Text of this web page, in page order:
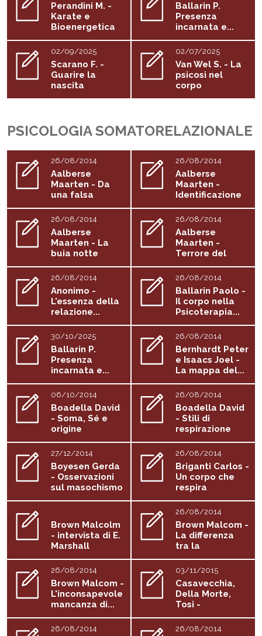
Perandini M. -
Karate e
Bioenergetica
Ballarin P.
Presenza
incarnata e...
02/09/2025
Scarano F. -
Guarire la
nascita
02/07/2025
Van Wel S. - La
psicosi nel
corpo
PSICOLOGIA SOMATORELAZIONALE
26/08/2014
Aalberse
Maarten - Da
una falsa
autodifesa a...
26/08/2014
Aalberse
Maarten -
Identificazione
proiettiva
26/08/2014
Aalberse
Maarten - La
buia notte
dell'anima
26/08/2014
Aalberse
Maarten -
Terrore del
radicamento
26/08/2014
Anonimo -
L'essenza della
relazione...
26/08/2014
Ballarin Paolo -
Il corpo nella
Psicoterapia...
30/10/2025
Ballarin P.
Presenza
incarnata e...
26/08/2014
Bernhardt Peter
e Isaacs Joel -
La mappa del...
06/10/2014
Boadella David
- Soma, Sé e
origine
26/08/2014
Boadella David
- Stili di
respirazione
27/12/2014
Boyesen Gerda
- Osservazioni
sul masochismo
e...
26/08/2014
Briganti Carlos -
Un corpo che
respira
Brown Malcolm
- intervista di E.
Marshall
26/08/2014
Brown Malcom -
La differenza
tra la
struttura...
26/08/2014
Brown Malcom -
L'inconsapevole
mancanza di...
03/11/2015
Casavecchia,
Della Morte,
Tosi -
Introduzione
al...
26/08/2014 26/08/2014